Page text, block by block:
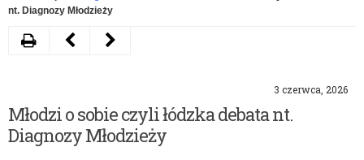
nt. Diagnozy Młodzieży
3 czerwca, 2026
Młodzi o sobie czyli łódzka debata nt.
Diagnozy Młodzieży
DrukujNastępny
otwarcie
Przedszkola
Poprzedni
Międzynarodowy